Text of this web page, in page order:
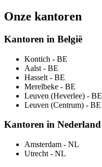
Onze kantoren
Kantoren in België
Kontich - BE
Aalst - BE
Hasselt - BE
Merelbeke - BE
Leuven (Heverlee) - BE
Leuven (Centrum) - BE
Kantoren in Nederland
Amsterdam - NL
Utrecht - NL